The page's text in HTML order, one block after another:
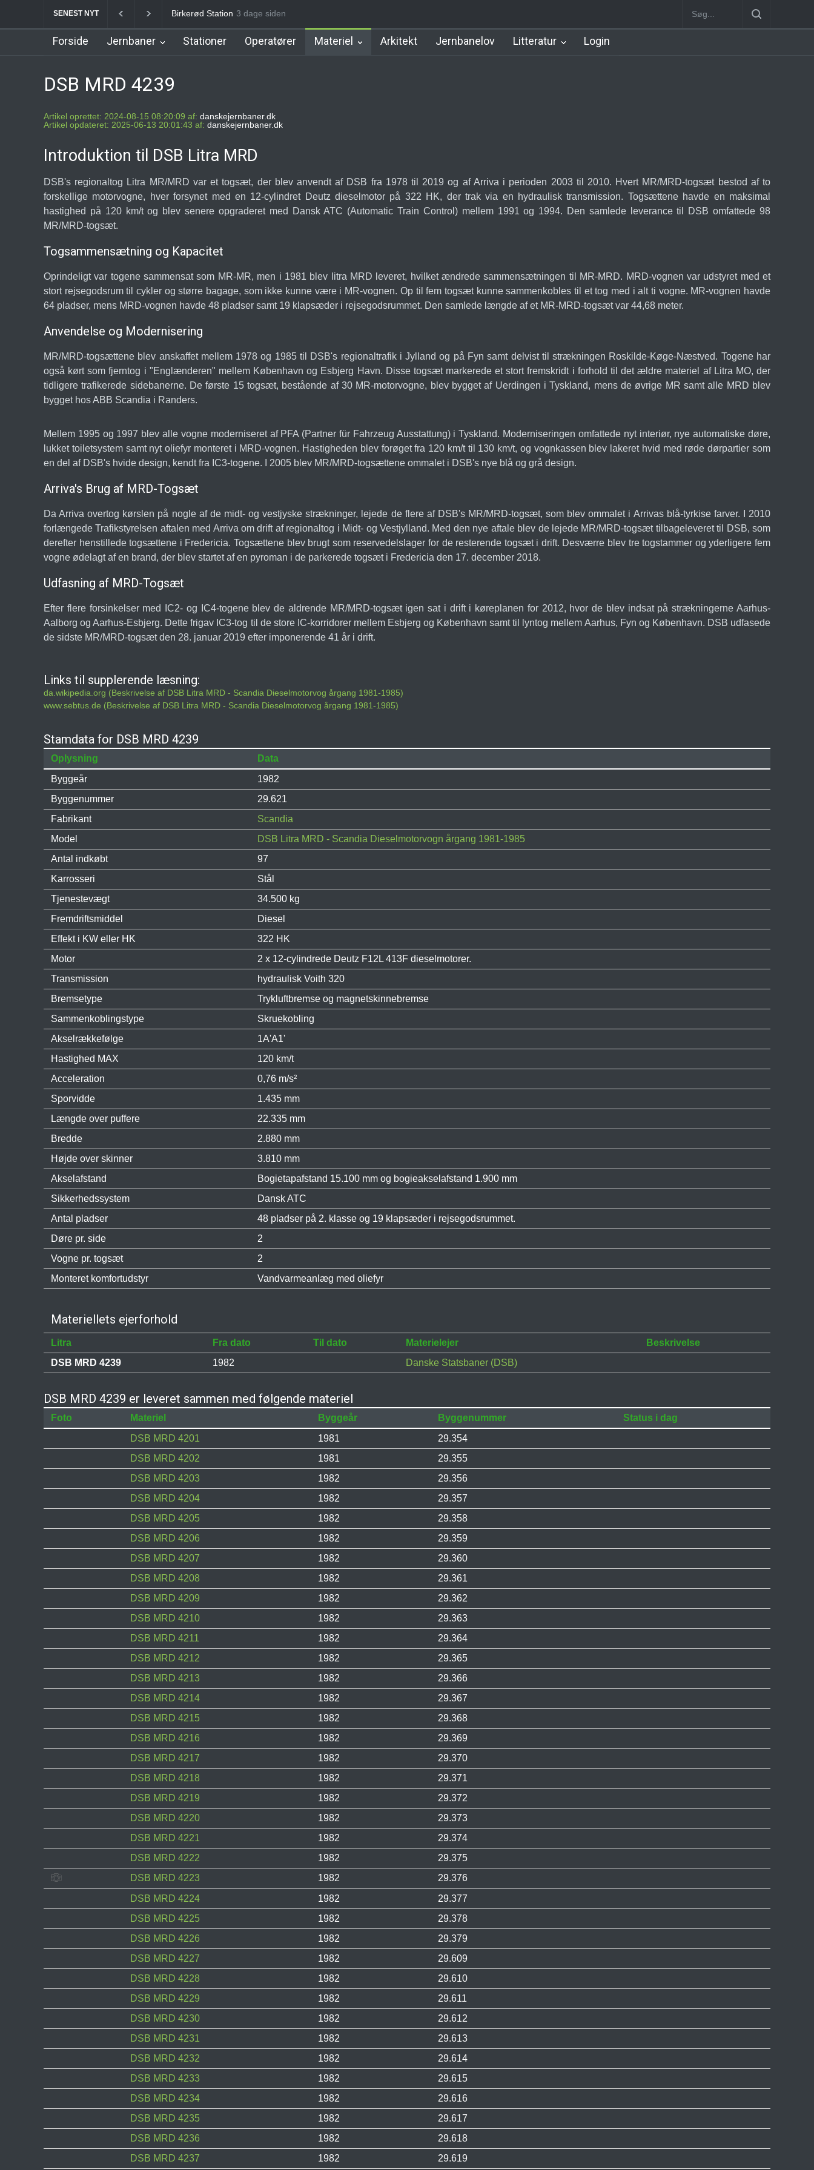
SENEST NYT Birkerød Station Allerød Station Nørrebro B Station [1886-1930]
3 dage siden
Forside Jernbaner Stationer Operatører Materiel Arkitekt Jernbanelov Litteratur Login
DSB MRD 4239
Artikel oprettet: 2024-08-15 08:20:09 af: danskejernbaner.dk
Artikel opdateret: 2025-06-13 20:01:43 af: danskejernbaner.dk
Introduktion til DSB Litra MRD
DSB's regionaltog Litra MR/MRD var et togsæt, der blev anvendt af DSB fra 1978 til 2019 og af Arriva i perioden 2003 til 2010. Hvert MR/MRD-togsæt bestod af to
forskellige motorvogne, hver forsynet med en 12-cylindret Deutz dieselmotor på 322 HK, der trak via en hydraulisk transmission. Togsættene havde en maksimal
hastighed på 120 km/t og blev senere opgraderet med Dansk ATC (Automatic Train Control) mellem 1991 og 1994. Den samlede leverance til DSB omfattede 98
MR/MRD-togsæt.
Togsammensætning og Kapacitet
Oprindeligt var togene sammensat som MR-MR, men i 1981 blev litra MRD leveret, hvilket ændrede sammensætningen til MR-MRD. MRD-vognen var udstyret med et
stort rejsegodsrum til cykler og større bagage, som ikke kunne være i MR-vognen. Op til fem togsæt kunne sammenkobles til et tog med i alt ti vogne. MR-vognen havde
64 pladser, mens MRD-vognen havde 48 pladser samt 19 klapsæder i rejsegodsrummet. Den samlede længde af et MR-MRD-togsæt var 44,68 meter.
Anvendelse og Modernisering
MR/MRD-togsættene blev anskaffet mellem 1978 og 1985 til DSB's regionaltrafik i Jylland og på Fyn samt delvist til strækningen Roskilde-Køge-Næstved. Togene har
også kørt som fjerntog i "Englænderen" mellem København og Esbjerg Havn. Disse togsæt markerede et stort fremskridt i forhold til det ældre materiel af Litra MO, der
tidligere trafikerede sidebanerne. De første 15 togsæt, bestående af 30 MR-motorvogne, blev bygget af Uerdingen i Tyskland, mens de øvrige MR samt alle MRD blev
bygget hos ABB Scandia i Randers.
Mellem 1995 og 1997 blev alle vogne moderniseret af PFA (Partner für Fahrzeug Ausstattung) i Tyskland. Moderniseringen omfattede nyt interiør, nye automatiske døre,
lukket toiletsystem samt nyt oliefyr monteret i MRD-vognen. Hastigheden blev forøget fra 120 km/t til 130 km/t, og vognkassen blev lakeret hvid med røde dørpartier som
en del af DSB's hvide design, kendt fra IC3-togene. I 2005 blev MR/MRD-togsættene ommalet i DSB's nye blå og grå design.
Arriva's Brug af MRD-Togsæt
Da Arriva overtog kørslen på nogle af de midt- og vestjyske strækninger, lejede de flere af DSB's MR/MRD-togsæt, som blev ommalet i Arrivas blå-tyrkise farver. I 2010
forlængede Trafikstyrelsen aftalen med Arriva om drift af regionaltog i Midt- og Vestjylland. Med den nye aftale blev de lejede MR/MRD-togsæt tilbageleveret til DSB, som
derefter henstillede togsættene i Fredericia. Togsættene blev brugt som reservedelslager for de resterende togsæt i drift. Desværre blev tre togstammer og yderligere fem
vogne ødelagt af en brand, der blev startet af en pyroman i de parkerede togsæt i Fredericia den 17. december 2018.
Udfasning af MRD-Togsæt
Efter flere forsinkelser med IC2- og IC4-togene blev de aldrende MR/MRD-togsæt igen sat i drift i køreplanen for 2012, hvor de blev indsat på strækningerne Aarhus-
Aalborg og Aarhus-Esbjerg. Dette frigav IC3-tog til de store IC-korridorer mellem Esbjerg og København samt til lyntog mellem Aarhus, Fyn og København. DSB udfasede
de sidste MR/MRD-togsæt den 28. januar 2019 efter imponerende 41 år i drift.
Links til supplerende læsning:
da.wikipedia.org (Beskrivelse af DSB Litra MRD - Scandia Dieselmotorvog årgang 1981-1985)
www.sebtus.de (Beskrivelse af DSB Litra MRD - Scandia Dieselmotorvog årgang 1981-1985)
Stamdata for DSB MRD 4239
Oplysning
Data
Byggeår
1982
Byggenummer
29.621
Fabrikant
Scandia
Model
DSB Litra MRD - Scandia Dieselmotorvogn årgang 1981-1985
Antal indkøbt
97
Karrosseri
Stål
Tjenestevægt
34.500 kg
Fremdriftsmiddel
Diesel
Effekt i KW eller HK
322 HK
Motor
2 x 12-cylindrede Deutz F12L 413F dieselmotorer.
Transmission
hydraulisk Voith 320
Bremsetype
Trykluftbremse og magnetskinnebremse
Sammenkoblingstype
Skruekobling
Akselrækkefølge
1A'A1'
Hastighed MAX
120 km/t
Acceleration
0,76 m/s²
Sporvidde
1.435 mm
Længde over puffere
22.335 mm
Bredde
2.880 mm
Højde over skinner
3.810 mm
Akselafstand
Bogietapafstand 15.100 mm og bogieakselafstand 1.900 mm
Sikkerhedssystem
Dansk ATC
Antal pladser
48 pladser på 2. klasse og 19 klapsæder i rejsegodsrummet.
Døre pr. side
2
Vogne pr. togsæt
2
Monteret komfortudstyr
Vandvarmeanlæg med oliefyr
Materiellets ejerforhold
Litra Fra dato Til dato Materielejer
Beskrivelse
DSB MRD 4239
1982 Danske Statsbaner (DSB)
DSB MRD 4239 er leveret sammen med følgende materiel
Foto Materiel Byggeår Byggenummer
Status i dag
DSB MRD 4201
1981
29.354
DSB MRD 4202
1981
29.355
DSB MRD 4203
1982
29.356
DSB MRD 4204
1982
29.357
DSB MRD 4205
1982
29.358
DSB MRD 4206
1982
29.359
DSB MRD 4207
1982
29.360
DSB MRD 4208
1982
29.361
DSB MRD 4209
1982
29.362
DSB MRD 4210
1982
29.363
DSB MRD 4211
1982
29.364
DSB MRD 4212
1982
29.365
DSB MRD 4213
1982
29.366
DSB MRD 4214
1982
29.367
DSB MRD 4215
1982
29.368
DSB MRD 4216
1982
29.369
DSB MRD 4217
1982
29.370
DSB MRD 4218
1982
29.371
DSB MRD 4219
1982
29.372
DSB MRD 4220
1982
29.373
DSB MRD 4221
1982
29.374
DSB MRD 4222
1982
29.375
DSB MRD 4223
1982
29.376
DSB MRD 4224
1982
29.377
DSB MRD 4225
1982
29.378
DSB MRD 4226
1982
29.379
DSB MRD 4227
1982
29.609
DSB MRD 4228
1982
29.610
DSB MRD 4229
1982
29.611
DSB MRD 4230
1982
29.612
DSB MRD 4231
1982
29.613
DSB MRD 4232
1982
29.614
DSB MRD 4233
1982
29.615
DSB MRD 4234
1982
29.616
DSB MRD 4235
1982
29.617
DSB MRD 4236
1982
29.618
DSB MRD 4237
1982 29.619